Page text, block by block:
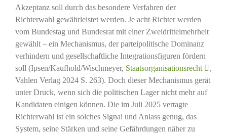
Akzeptanz soll durch das besondere Verfahren der
Richterwahl gewährleistet werden. Je acht Richter werden
vom Bundestag und Bundesrat mit einer Zweidrittelmehrheit
gewählt – ein Mechanismus, der parteipolitische Dominanz
verhindern und gesellschaftliche Integrationsfiguren fördern
soll (Ipsen/Kaufhold/Wischmeyer, Staatsorganisationsrecht
,
Vahlen Verlag 2024 S. 263). Doch dieser Mechanismus gerät
unter Druck, wenn sich die politischen Lager nicht mehr auf
Kandidaten einigen können. Die im Juli 2025 vertagte
Richterwahl ist ein solches Signal und Anlass genug, das
System, seine Stärken und seine Gefährdungen näher zu